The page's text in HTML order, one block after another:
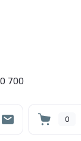
700
0